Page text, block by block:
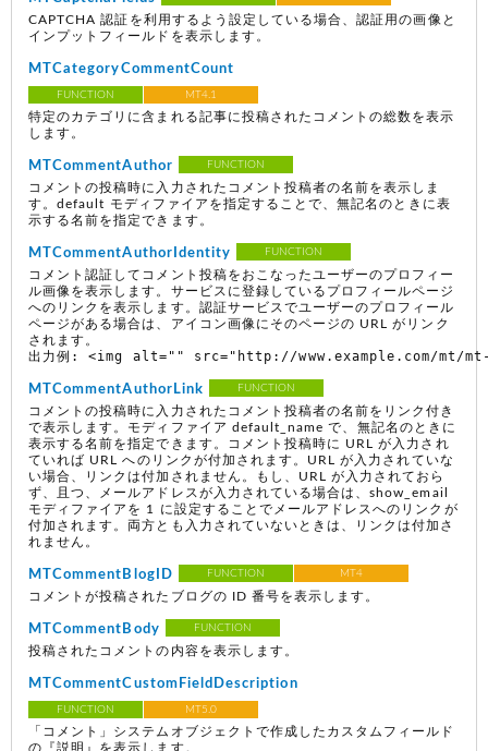
CAPTCHA 認証を利用するよう設定している場合、認証用の画像と
インプットフィールドを表示します。
MTCategoryCommentCount
FUNCTION MT4.1
特定のカテゴリに含まれる記事に投稿されたコメントの総数を表示
します。
MTCommentAuthor FUNCTION
コメントの投稿時に入力されたコメント投稿者の名前を表示しま
す。default モディファイアを指定することで、無記名のときに表
示する名前を指定できます。
MTCommentAuthorIdentity FUNCTION
コメント認証してコメント投稿をおこなったユーザーのプロフィー
ル画像を表示します。サービスに登録しているプロフィールページ
へのリンクを表示します。認証サービスでユーザーのプロフィール
ページがある場合は、アイコン画像にそのページの URL がリンク
されます。
出力例: <img alt="" src="http://www.example.com/mt/
MTCommentAuthorLink FUNCTION
コメントの投稿時に入力されたコメント投稿者の名前をリンク付き
で表示します。モディファイア default_name で、無記名のときに
表示する名前を指定できます。コメント投稿時に URL が入力され
ていれば URL へのリンクが付加されます。URL が入力されていな
い場合、リンクは付加されません。もし、URL が入力されておら
ず、且つ、メールアドレスが入力されている場合は、show_email
モディファイアを 1 に設定することでメールアドレスへのリンクが
付加されます。両方とも入力されていないときは、リンクは付加さ
れません。
MTCommentBlogID FUNCTION MT4
コメントが投稿されたブログの ID 番号を表示します。
MTCommentBody FUNCTION
投稿されたコメントの内容を表示します。
MTCommentCustomFieldDescription
FUNCTION MT5.0
「コメント」システムオブジェクトで作成したカスタムフィールド
の『説明』を表示します。